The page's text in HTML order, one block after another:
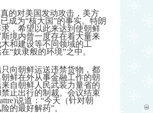
的对美国发动攻击，美方
成为“核大国”的事实。特朗
，希望以此来达到使朝鲜
境内曾一度存在着大量来
和建设等不同领域的工
“奴隶般的环境”之中。
向朝鲜运送违禁货物，都
鲜在外从事金融工作的朝
自朝鲜人民武装力量省的
止出行的制裁。会议结束
说道：“今天（针对朝
的最好解药”。